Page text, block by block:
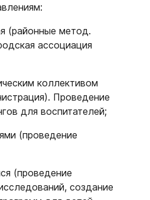
(районные метод.
ассоциация
коллективом
Проведение
для воспитателей;
(проведение
(проведение
создание